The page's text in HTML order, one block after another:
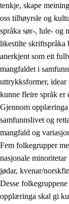
tenkje, skape
oss tilhøyrsle og
språka sør-, lule- og
likestilte skriftspråka
anerkjent som eit
mangfaldet i
uttrykksformer, idear
kunne fleire språk er
Gjennom
samfunnslivet og
mangfald og
Fem folkegrupper
nasjonale
jødar, kvenar/
Desse
opplæringa skal gi